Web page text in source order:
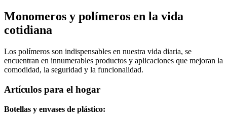
Monomeros y polímeros en la vida
cotidiana
Los polímeros son indispensables en nuestra vida diaria, se
encuentran en innumerables productos y aplicaciones que mejoran la
comodidad, la seguridad y la funcionalidad.
Artículos para el hogar
Botellas y envases de plástico: